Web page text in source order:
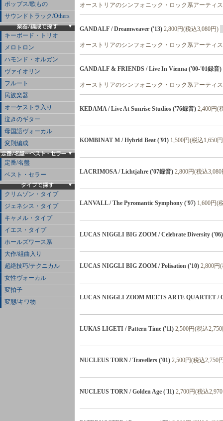
ポップス/歌もの
サウンドトラック/Others
キーボード・トリオ
メロトロン
ハモンド・オルガン
ヴァイオリン
フルート
民族楽器
オーケストラ入り
泣きのギター
母国語ヴォーカル
変則編成
定番/名盤
ベスト・セラー
クリムゾン・タイプ
ジェネシス・タイプ
キャメル・タイプ
イエス・タイプ
ホールズワース系
大作/組曲入り
超絶技巧/テクニカル
女性ヴォーカル
変拍子
変態/キワ物
オーストリアのシンフォニック・ロック系アーティ
GANDALF / Dreamweaver ('13) 2,800円(税込3,080円)
オーストリアのシンフォニック・ロック系アーティ
GANDALF & FRIENDS / Live In Vienna ('00-'01録音)
オーストリアのシンフォニック・ロック系アーティ
KEDAMA / Live At Sunrise Studios ('76録音) 2,400円(
KOMBINAT M / Hybrid Beat ('91) 1,500円(税込1,650
LACRIMOSA / Lichtjahre ('07録音) 2,800円(税込
LANVALL / The Pyromantic Symphony ('97) 1,600円(
LUCAS NIGGLI BIG ZOOM / Celebrate Diversity ('06)
LUCAS NIGGLI BIG ZOOM / Polisation ('10) 2,800円
LUCAS NIGGLI ZOOM MEETS ARTE QUARTET /
LUKAS LIGETI / Pattern Time ('11) 2,500円(税込
NUCLEUS TORN / Travellers ('01) 2,500円(税込2,750
NUCLEUS TORN / Golden Age ('11) 2,700円(税込